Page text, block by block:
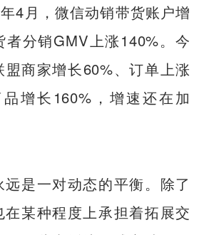
4月，微信动销带货账户增
者分销GMV上涨140%。今
商家增长60%、订单上涨
增长160%，增速还在加
是一对动态的平衡。除了
某种程度上承担着拓展交